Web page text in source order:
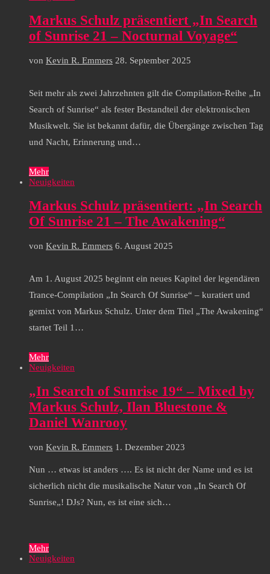
Markus Schulz präsentiert „In Search
of Sunrise 21 – Nocturnal Voyage“
von Kevin R. Emmers 28. September 2025
Seit mehr als zwei Jahrzehnten gilt die Compilation-Reihe „In
Search of Sunrise“ als fester Bestandteil der elektronischen
Musikwelt. Sie ist bekannt dafür, die Übergänge zwischen Tag
und Nacht, Erinnerung und…
Mehr
Neuigkeiten
Markus Schulz präsentiert: „In Search
Of Sunrise 21 – The Awakening“
von Kevin R. Emmers 6. August 2025
Am 1. August 2025 beginnt ein neues Kapitel der legendären
Trance-Compilation „In Search Of Sunrise“ – kuratiert und
gemixt von Markus Schulz. Unter dem Titel „The Awakening“
startet Teil 1…
Mehr
Neuigkeiten
„In Search of Sunrise 19“ – Mixed by
Markus Schulz, Ilan Bluestone &
Daniel Wanrooy
von Kevin R. Emmers 1. Dezember 2023
Nun … etwas ist anders …. Es ist nicht der Name und es ist
sicherlich nicht die musikalische Natur von „In Search Of
Sunrise„! DJs? Nun, es ist eine sich…
Mehr
Neuigkeiten